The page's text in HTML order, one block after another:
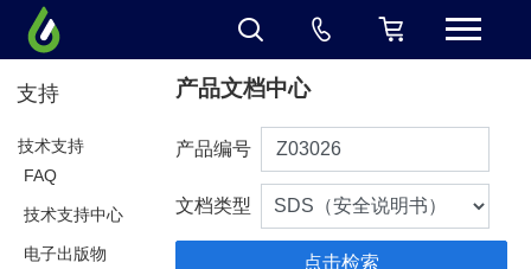
支持
技术支持
FAQ
技术支持中心
电子出版物
产品文档中心
产品编号
文档类型